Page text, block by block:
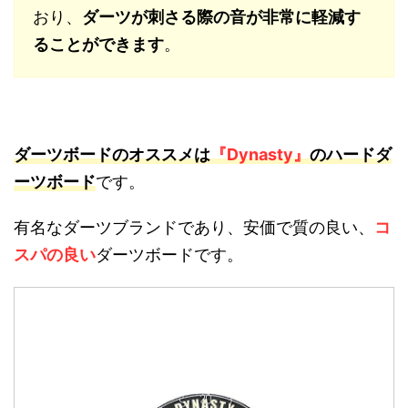
おり、 ダーツが刺さる際の音が非常に軽減す
ることができます。
ダーツボードのオススメは『Dynasty』のハードダ
ーツボードです。
有名なダーツブランドであり、安価で質の良い、 コ
スパの良いダーツボードです。